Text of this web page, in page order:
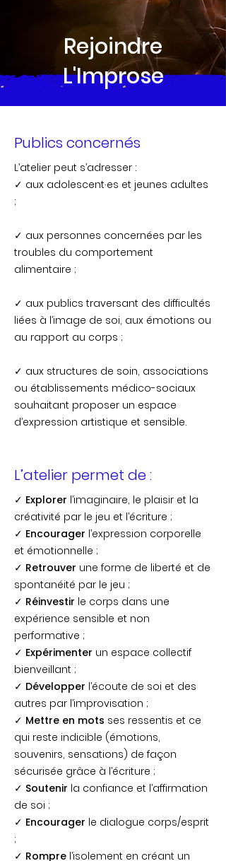
Rejoindre
L'Improse
Publics concernés
L’atelier peut s’adresser :
✓ aux adolescent·es et jeunes adultes
;
✓ aux personnes concernées par les
troubles du comportement
alimentaire ;
✓ aux publics traversant des difficultés
liées à l’image de soi, aux émotions ou
au rapport au corps ;
✓ aux structures de soin, associations
ou établissements médico-sociaux
souhaitant proposer un espace
d’expression artistique et sensible.
L’atelier permet de :
✓ Explorer l’imaginaire, le plaisir et la
créativité par le jeu et l’écriture ;
✓ Encourager l’expression corporelle
et émotionnelle ;
✓ Retrouver une forme de liberté et de
spontanéité par le jeu ;
✓ Réinvestir le corps dans une
expérience sensible et non
performative ;
✓ Expérimenter un espace collectif
bienveillant ;
✓ Développer l’écoute de soi et des
autres par l’improvisation ;
✓ Mettre en mots ses ressentis et ce
qui reste indicible (émotions,
souvenirs, sensations) de façon
sécurisée grâce à l’écriture ;
✓ Soutenir la confiance et l’affirmation
de soi ;
✓ Encourager le dialogue corps/esprit
;
✓ Rompre l’isolement en créant un